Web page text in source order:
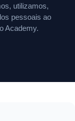
utilizamos,
pessoais ao
Academy.